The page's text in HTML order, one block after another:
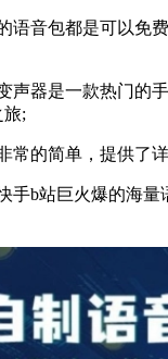
语音包都是可以免
声器是一款热门的
旅;
常的简单，提供了
手b站巨火爆的海量